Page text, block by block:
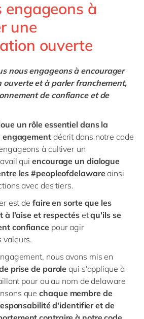
engageons à
une
ouverte
nous engageons à encourager
ouverte et à parler franchement,
de confiance et de
un rôle essentiel dans la
engagementdécrit dans notre code
à cultiver un
quiencourage un dialogue
les #peopleofdelawareainsi
avec des tiers.
est de faire en sorte que les
à l'aise et respectésetqu'ils se
confiance pour agir
valeurs.
nous avons mis en
prise de parolequi s'applique à
pour ou au nom de delaware
quechaque membre de
d'identifier et de